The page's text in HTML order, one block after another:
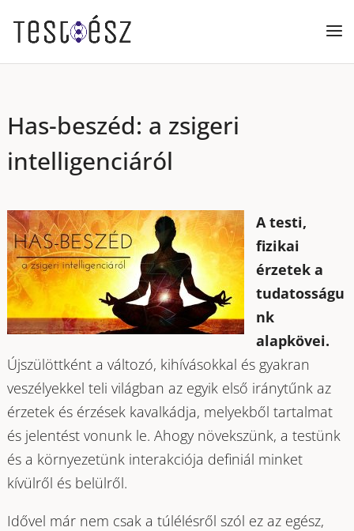
Has-beszéd: a zsigeri
intelligenciáról
A testi,
fizikai
érzetek a
tudatosságu
nk
alapkövei.
Újszülöttként a változó, kihívásokkal és gyakran
veszélyekkel teli világban az egyik első iránytűnk az
érzetek és érzések kavalkádja, melyekből tartalmat
és jelentést vonunk le. Ahogy növekszünk, a testünk
és a környezetünk interakciója definiál minket
kívülről és belülről.
Idővel már nem csak a túlélésről szól ez az egész,